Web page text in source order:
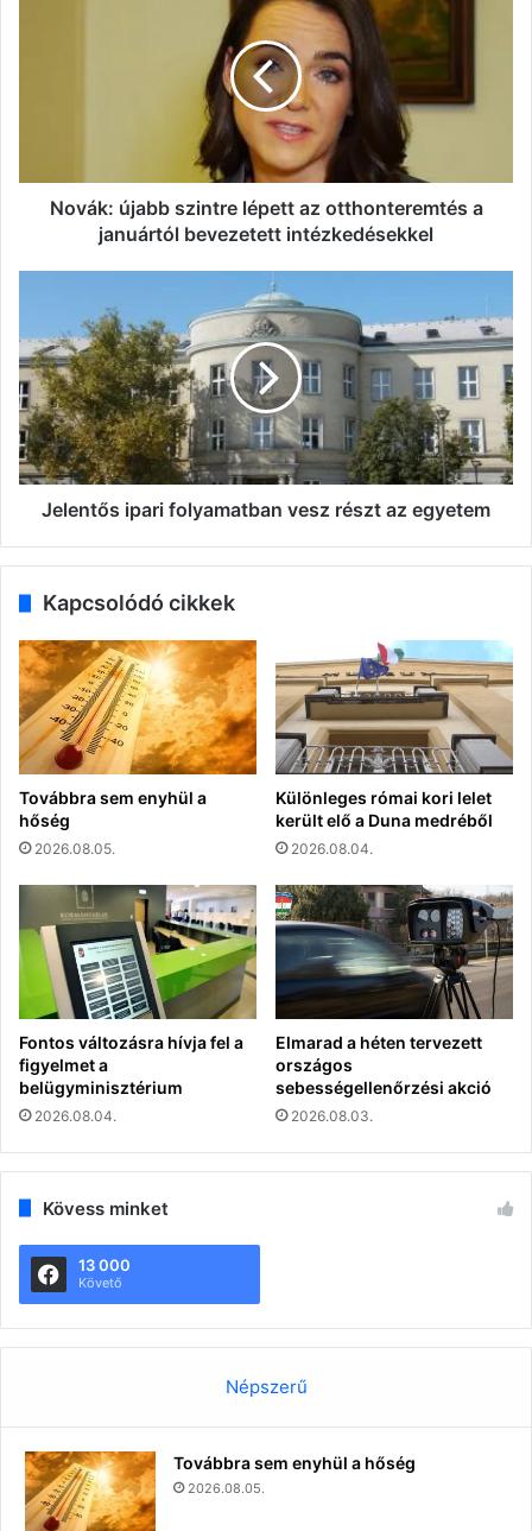
bevezetett
intézkedésekkel
Novák: újabb szintre lépett az otthonteremtés a
januártól bevezetett intézkedésekkel
folyamatban
vesz
részt
az
egyetem
Jelentős ipari folyamatban vesz részt az egyetem
Kapcsolódó cikkek
Továbbra sem enyhül a
hőség
2026.08.05.
Különleges római kori lelet
került elő a Duna medréből
2026.08.04.
Fontos változásra hívja fel a
figyelmet a
belügyminisztérium
2026.08.04.
Elmarad a héten tervezett
országos
sebességellenőrzési akció
2026.08.03.
Kövess minket
13 000
Követő
Népszerű
Továbbra sem enyhül a hőség
2026.08.05.